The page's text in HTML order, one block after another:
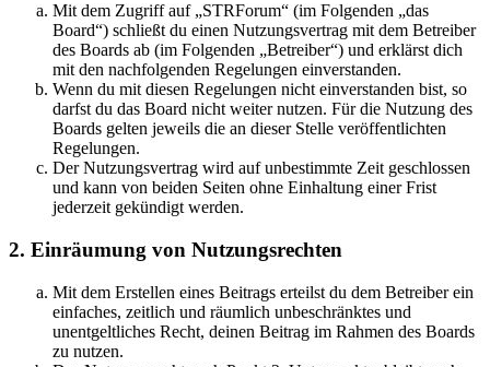
Mit dem Zugriff auf „STRForum“ (im Folgenden „das
Board“) schließt du einen Nutzungsvertrag mit dem Betreiber
des Boards ab (im Folgenden „Betreiber“) und erklärst dich
mit den nachfolgenden Regelungen einverstanden.
Wenn du mit diesen Regelungen nicht einverstanden bist, so
darfst du das Board nicht weiter nutzen. Für die Nutzung des
Boards gelten jeweils die an dieser Stelle veröffentlichten
Regelungen.
Der Nutzungsvertrag wird auf unbestimmte Zeit geschlossen
und kann von beiden Seiten ohne Einhaltung einer Frist
jederzeit gekündigt werden.
2. Einräumung von Nutzungsrechten
Mit dem Erstellen eines Beitrags erteilst du dem Betreiber ein
einfaches, zeitlich und räumlich unbeschränktes und
unentgeltliches Recht, deinen Beitrag im Rahmen des Boards
zu nutzen.